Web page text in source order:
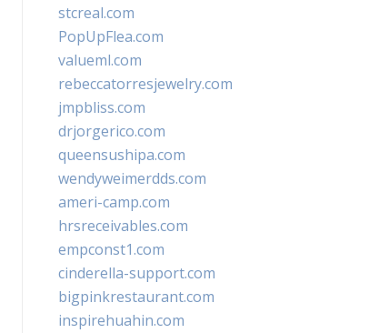
stcreal.com
PopUpFlea.com
valueml.com
rebeccatorresjewelry.com
jmpbliss.com
drjorgerico.com
queensushipa.com
wendyweimerdds.com
ameri-camp.com
hrsreceivables.com
empconst1.com
cinderella-support.com
bigpinkrestaurant.com
inspirehuahin.com